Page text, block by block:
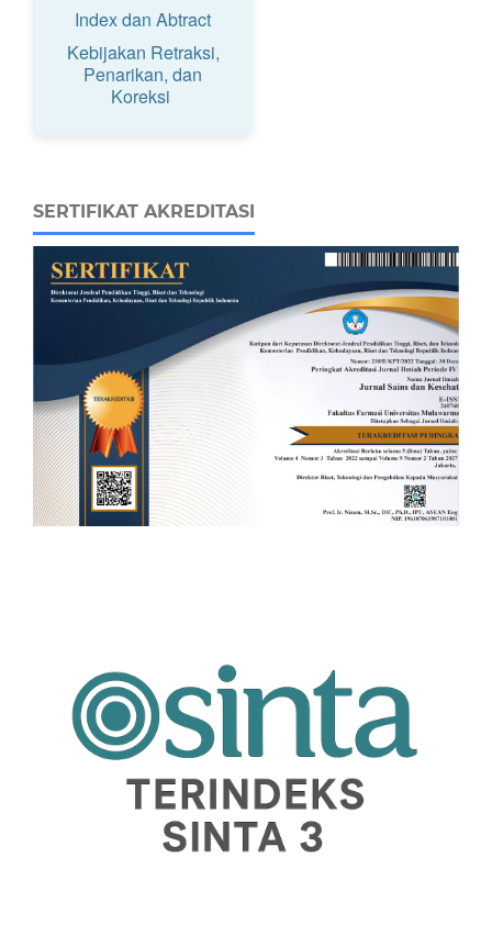
Index dan Abtract
Kebijakan Retraksi,
Penarikan, dan
Koreksi
SERTIFIKAT AKREDITASI